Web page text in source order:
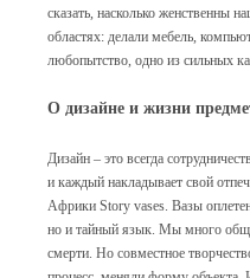
сказать, насколько женственны
областях: делали мебель,
любопытство, одно из сильных
О дизайне и жизни
Дизайн – это всегда
и каждый накладывает свой
Африки Story vases. Вазы
но и тайный язык. Мы много
смерти. Но совместное